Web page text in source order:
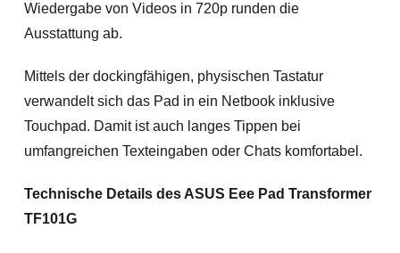
Wiedergabe von Videos in 720p runden die
Ausstattung ab.
Mittels der dockingfähigen, physischen Tastatur
verwandelt sich das Pad in ein Netbook inklusive
Touchpad. Damit ist auch langes Tippen bei
umfangreichen Texteingaben oder Chats komfortabel.
Technische Details des ASUS Eee Pad Transformer
TF101G